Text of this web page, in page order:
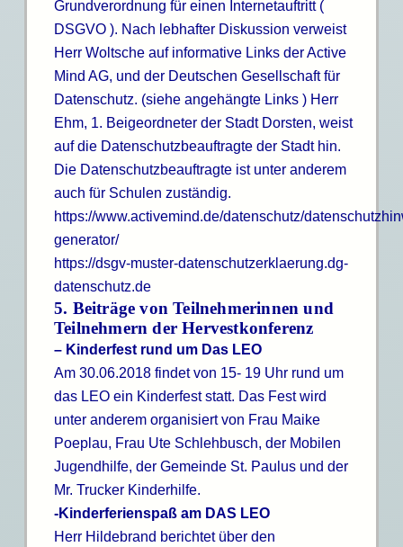
Grundverordnung für einen Internetauftritt (
DSGVO ). Nach lebhafter Diskussion verweist
Herr Woltsche auf informative Links der Active
Mind AG, und der Deutschen Gesellschaft für
Datenschutz. (siehe angehängte Links ) Herr
Ehm, 1. Beigeordneter der Stadt Dorsten, weist
auf die Datenschutzbeauftragte der Stadt hin.
Die Datenschutzbeauftragte ist unter anderem
auch für Schulen zuständig.
https://www.activemind.de/datenschutz/
generator/
https://dsgv-muster-datenschutzerklaerung.dg-
datenschutz.de
5. Beiträge von Teilnehmerinnen und
Teilnehmern der Hervestkonferenz
– Kinderfest rund um Das LEO
Am 30.06.2018 findet von 15- 19 Uhr rund um
das LEO ein Kinderfest statt. Das Fest wird
unter anderem organisiert von Frau Maike
Poeplau, Frau Ute Schlehbusch, der Mobilen
Jugendhilfe, der Gemeinde St. Paulus und der
Mr. Trucker Kinderhilfe.
-Kinderferienspaß am DAS LEO
Herr Hildebrand berichtet über den